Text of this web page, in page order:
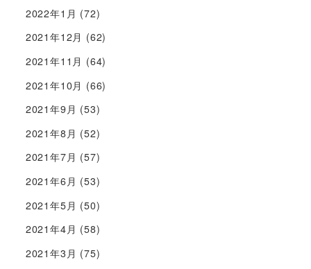
2022年1月 (72)
2021年12月 (62)
2021年11月 (64)
2021年10月 (66)
2021年9月 (53)
2021年8月 (52)
2021年7月 (57)
2021年6月 (53)
2021年5月 (50)
2021年4月 (58)
2021年3月 (75)